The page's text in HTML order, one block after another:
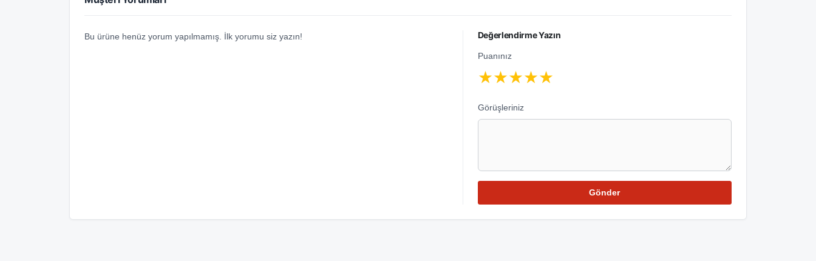
Bu ürüne henüz yorum yapılmamış. İlk yorumu siz yazın! Değerlendirme Yazın
Puanınız
★★★★★
Görüşleriniz
Gönder